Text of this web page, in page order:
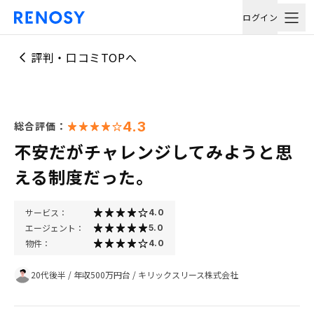
ログイン
評判・口コミTOPへ
総合評価： 4.3
不安だがチャレンジしてみようと思
える制度だった。
サービス： 4.0
エージェント： 5.0
物件： 4.0
20代後半 / 年収500万円台 / キリックスリース株式会社